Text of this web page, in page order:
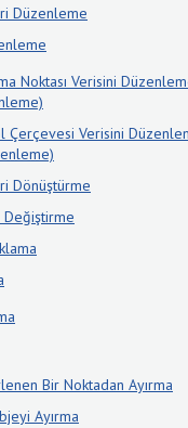
Düzenleme
Noktası Verisini
Çerçevesi Verisini
Dönüştürme
Bir Noktadan Ayırma
Ayırma